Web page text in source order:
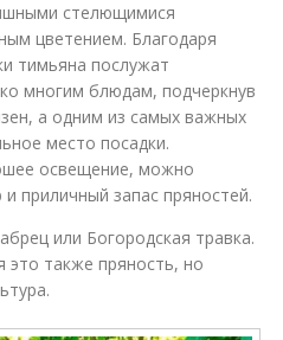
стелющимися
цветением. Благодаря
тимьяна послужат
многим блюдам, подчеркнув
а одним из самых важных
место посадки.
освещение, можно
приличный запас пряностей.
или Богородская травка.
это также пряность, но